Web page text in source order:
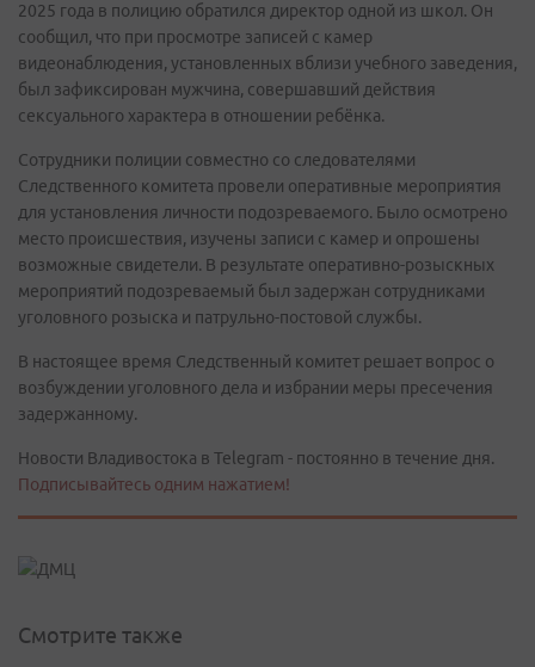
2025 года в полицию обратился директор одной из школ. Он
сообщил, что при просмотре записей с камер
видеонаблюдения, установленных вблизи учебного заведения,
был зафиксирован мужчина, совершавший действия
сексуального характера в отношении ребёнка.
Сотрудники полиции совместно со следователями
Следственного комитета провели оперативные мероприятия
для установления личности подозреваемого. Было осмотрено
место происшествия, изучены записи с камер и опрошены
возможные свидетели. В результате оперативно-розыскных
мероприятий подозреваемый был задержан сотрудниками
уголовного розыска и патрульно-постовой службы.
В настоящее время Следственный комитет решает вопрос о
возбуждении уголовного дела и избрании меры пресечения
задержанному.
Новости Владивостока в Telegram - постоянно в течение дня.
Подписывайтесь одним нажатием!
Смотрите также